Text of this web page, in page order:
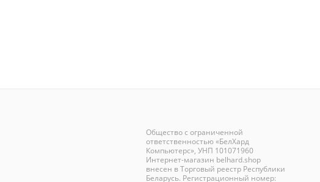
Общество с ограниченной
ответственностью «БелХард
Компьютерс», УНП 101071960
Интернет-магазин belhard.shop
внесен в Торговый реестр Республики
Беларусь. Регистрационный номер: